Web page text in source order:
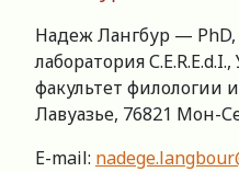
Надеж Лангбур —
лаборатория
факультет филологии
Лавуазье, 76821 Мон-
E-mail: